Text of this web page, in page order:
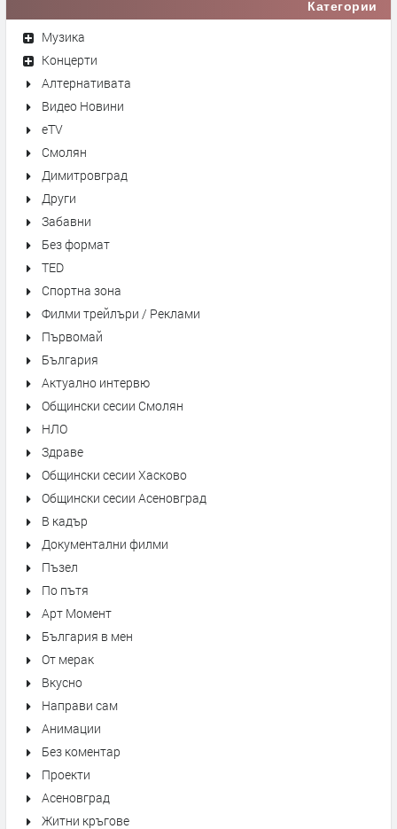
Категории
Музика
Концерти
Алтернативата
Видео Новини
eTV
Смолян
Димитровград
Други
Забавни
Без формат
TED
Спортна зона
Филми трейлъри / Реклами
Първомай
България
Актуално интервю
Общински сесии Смолян
НЛО
Здраве
Общински сесии Хасково
Общински сесии Асеновград
В кадър
Документални филми
Пъзел
По пътя
Арт Момент
България в мен
От мерак
Вкусно
Направи сам
Анимации
Без коментар
Проекти
Асеновград
Житни кръгове